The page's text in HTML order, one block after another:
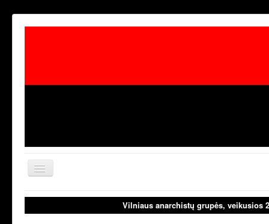
Toggle
Navigation
aktualijos
laisvoji
Vilniaus anarchistų grupės, veikusios